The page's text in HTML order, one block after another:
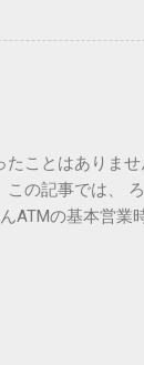
）」を把握
キーを押しな
法は、特に
だけで、再配達
による具体的
おきたいのが、
で管理するため
やアプリと紐
「不在連絡票」
携させると、荷
を読み取る手
指定して再配
まった場合、届
ことはありま
の記事では、
ATMの基本営業
じ営業時間で利
す。 平日8:45〜